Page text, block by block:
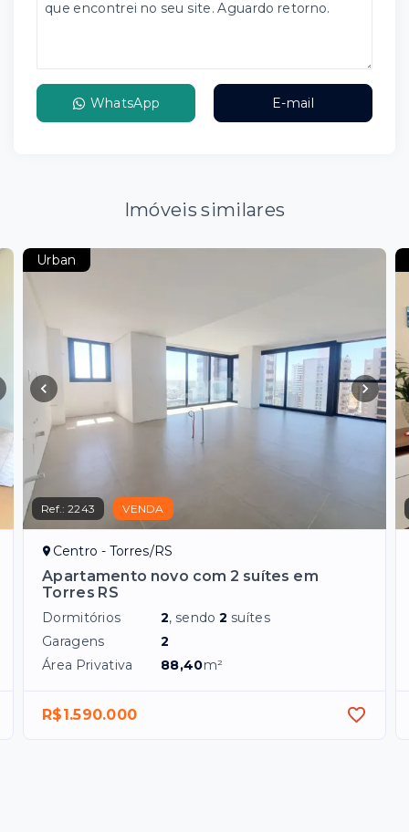
WhatsApp E-mail
Imóveis similares
Urban
Ref.:2243 VENDA
Centro - Torres/RS
Apartamento novo com 2 suítes em
Torres RS
Dormitórios 2, sendo2 suítes
Garagens
2
Área Privativa
88,40m²
R$1.590.000